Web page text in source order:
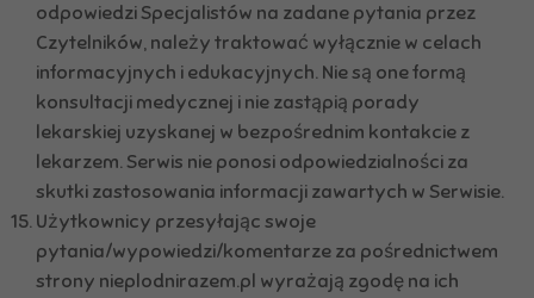
odpowiedzi Specjalistów na zadane pytania przez
Czytelników, należy traktować wyłącznie w celach
informacyjnych i edukacyjnych. Nie są one formą
konsultacji medycznej i nie zastąpią porady
lekarskiej uzyskanej w bezpośrednim kontakcie z
lekarzem. Serwis nie ponosi odpowiedzialności za
skutki zastosowania informacji zawartych w Serwisie.
Użytkownicy przesyłając swoje
pytania/wypowiedzi/komentarze za pośrednictwem
strony nieplodnirazem.pl wyrażają zgodę na ich